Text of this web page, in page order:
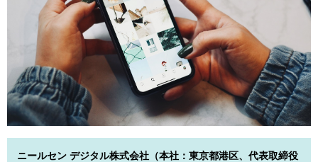
ニールセン デジタル株式会社（本社：東京都港区、代表取締役